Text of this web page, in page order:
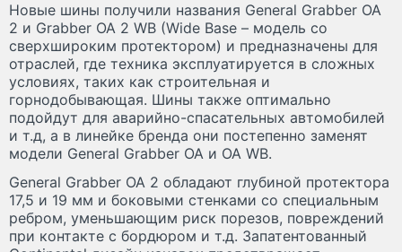
Новые шины получили названия General Grabber OA
2 и Grabber OA 2 WB (Wide Base – модель со
сверхшироким протектором) и предназначены для
отраслей, где техника эксплуатируется в сложных
условиях, таких как строительная и
горнодобывающая. Шины также оптимально
подойдут для аварийно-спасательных автомобилей
и т.д, а в линейке бренда они постепенно заменят
модели General Grabber OA и OA WB.
General Grabber OA 2 обладают глубиной протектора
17,5 и 19 мм и боковыми стенками со специальным
ребром, уменьшающим риск порезов, повреждений
при контакте с бордюром и т.д. Запатентованный